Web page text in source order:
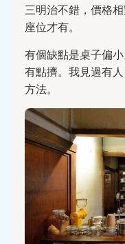
三明治不錯，價格
座位才有。
有個缺點是桌子偏
有點擠。我見過有
方法。